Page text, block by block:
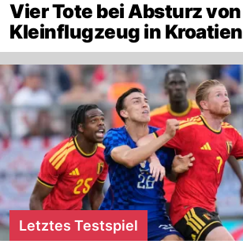
Vier Tote bei Absturz von
Kleinflugzeug in Kroatien
Letztes Testspiel